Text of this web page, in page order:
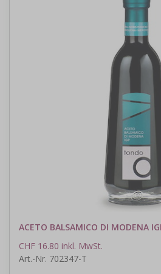
ACETO BALSAMICO DI MODENA
CHF 16.80 inkl. MwSt.
Art.-Nr. 702347-T